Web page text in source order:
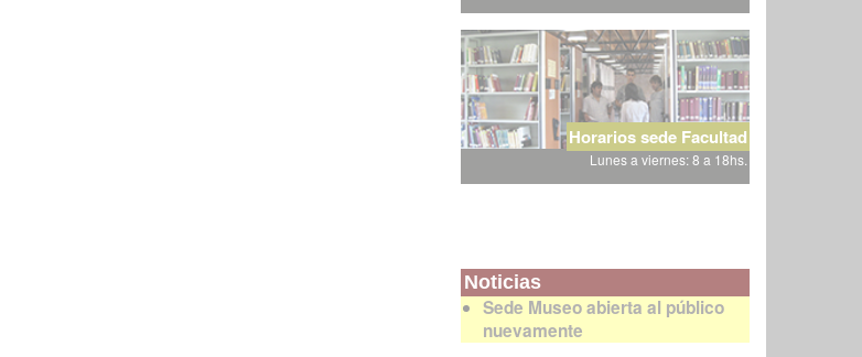
Horarios sede Facultad
Lunes a viernes: 8 a 18hs.
Noticias
Sede Museo abierta al público
nuevamente